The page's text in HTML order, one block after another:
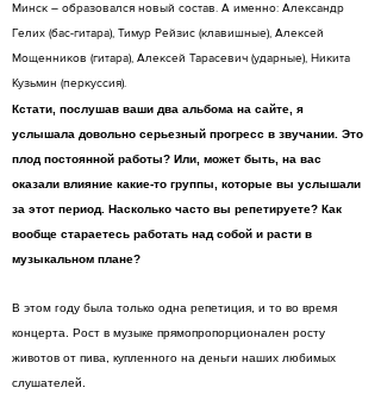
Минск – образовался новый состав. А именно: Александр
Гелих (бас-гитара), Тимур Рейзис (клавишные), Алексей
Мощенников (гитара), Алексей Тарасевич (ударные), Никита
Кузьмин (перкуссия).
Кстати, послушав ваши два альбома на сайте, я
услышала довольно серьезный прогресс в звучании. Это
плод постоянной работы? Или, может быть, на вас
оказали влияние какие-то группы, которые вы услышали
за этот период. Насколько часто вы репетируете? Как
вообще стараетесь работать над собой и расти в
музыкальном плане?
В этом году была только одна репетиция, и то во время
концерта. Рост в музыке прямопропорционален росту
животов от пива, купленного на деньги наших любимых
слушателей.